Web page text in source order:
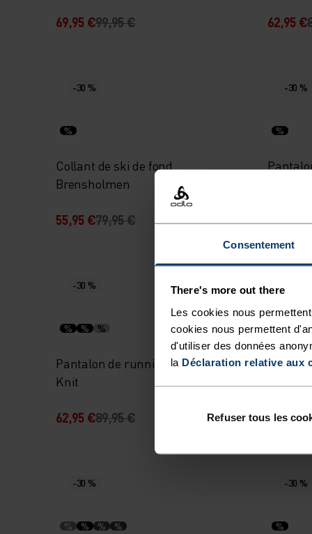
Consentement
There's more out there
Les cookies nous
cookies nous permettent
d'utiliser des données
la Déclaration relative aux
Refuser tous les
69,95 €99,95 € 62,95 €
-30 %
%
Collant de ski de fond
Brensholmen
55,95 €79,95 €
-30 %
%
45,45 €
-30 %
% % %
Pantalon de running Active 365
Knit
62,95 €89,95 €
%
104,95
-30 %
% % % %
-30 %
%